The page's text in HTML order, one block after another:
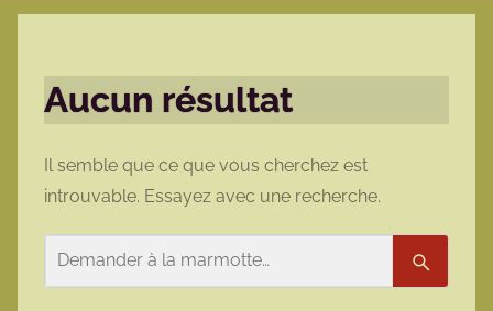
Aucun résultat
Il semble que ce que vous cherchez est
introuvable. Essayez avec une recherche.